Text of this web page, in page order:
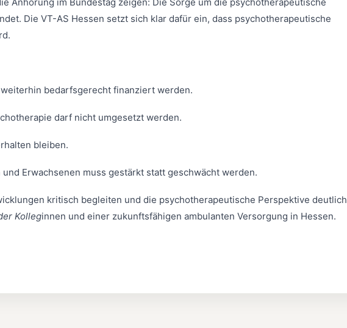
Die VT-AS Hessen setzt sich klar dafür ein, dass psychotherapeutische
bedarfsgerecht finanziert werden.
darf nicht umgesetzt werden.
bleiben.
Erwachsenen muss gestärkt statt geschwächt werden.
kritisch begleiten und die psychotherapeutische Perspektive deutlich
Kolleginnen und einer zukunftsfähigen ambulanten Versorgung in Hessen.